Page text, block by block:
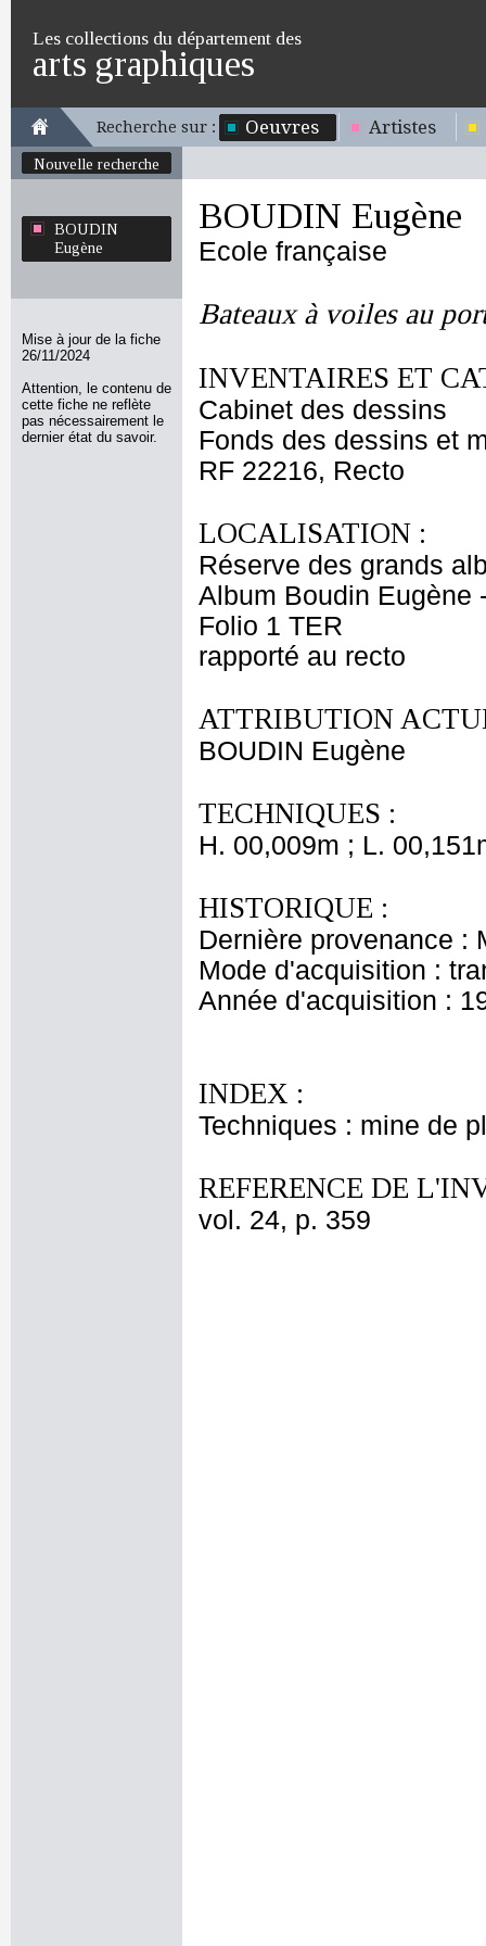
Les collections du département des
arts graphiques
Recherche sur : Oeuvres Artistes
Nouvelle recherche
BOUDIN
Eugène
Mise à jour de la fiche
26/11/2024
Attention, le contenu de
cette fiche ne reflète
pas nécessairement le
dernier état du savoir.
BOUDIN Eugène
Ecole française
Bateaux à voiles au
INVENTAIRES ET
Cabinet des dessins
Fonds des dessins et
RF 22216, Recto
LOCALISATION :
Réserve des grands
Album Boudin Eugène
Folio 1 TER
rapporté au recto
ATTRIBUTION
BOUDIN Eugène
TECHNIQUES :
H. 00,009m ; L.
HISTORIQUE :
Dernière provenance :
Mode d'acquisition :
Année d'acquisition :
INDEX :
Techniques : mine de
REFERENCE DE
vol. 24, p. 359